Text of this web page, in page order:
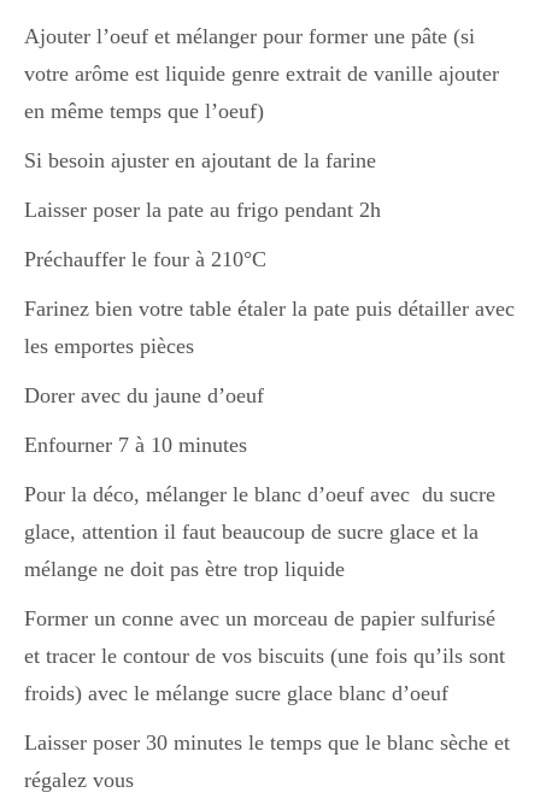
apéro
Boulette
Ajouter l’oeuf et mélanger pour former une pâte (si
votre arôme est liquide genre extrait de vanille ajouter
en même temps que l’oeuf)
Si besoin ajuster en ajoutant de la farine
Laisser poser la pate au frigo pendant 2h
Préchauffer le four à 210°C
Farinez bien votre table étaler la pate puis détailler avec
les emportes pièces
Dorer avec du jaune d’oeuf
Enfourner 7 à 10 minutes
Pour la déco, mélanger le blanc d’oeuf avec du sucre
glace, attention il faut beaucoup de sucre glace et la
mélange ne doit pas ètre trop liquide
Former un conne avec un morceau de papier sulfurisé
et tracer le contour de vos biscuits (une fois qu’ils sont
froids) avec le mélange sucre glace blanc d’oeuf
Laisser poser 30 minutes le temps que le blanc sèche et
régalez vous